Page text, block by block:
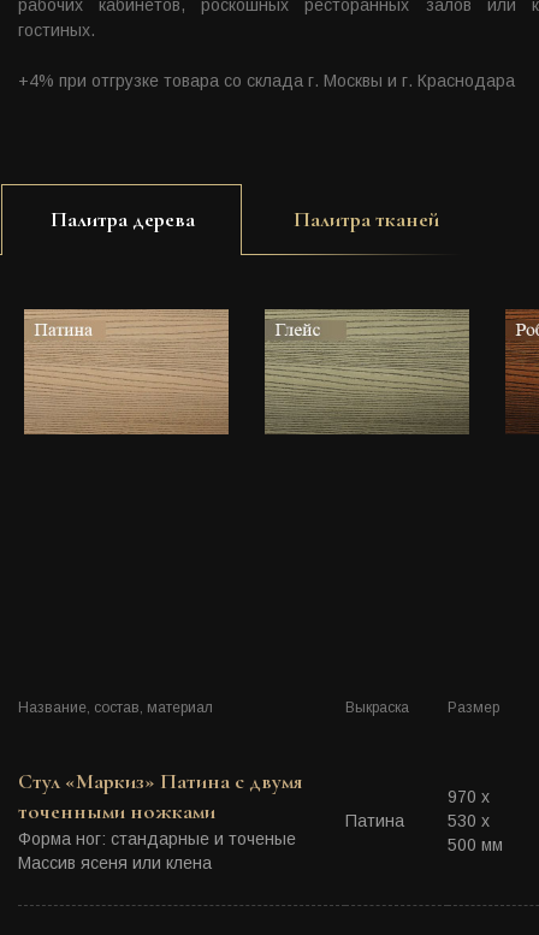
рабочих кабинетов, роскошных ресторанных залов или
гостиных.
+4% при отгрузке товара со склада г. Москвы и г. Краснодара
Палитра дерева Палитра тканей
Название, состав, материал Выкраска Размер
Стул «Маркиз» Патина с двумя
точенными ножками
Форма ног: стандарные и точеные
Массив ясеня или клена
Патина
970 х
530 х
500 мм